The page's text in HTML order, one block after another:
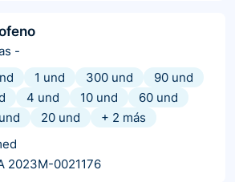
-
1 und 300 und
90 und
4 und 10 und
60 und
20 und + 2 más
2023M-0021176